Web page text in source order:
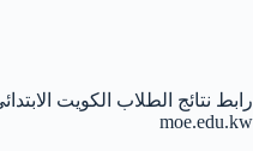
moe.edu.kw